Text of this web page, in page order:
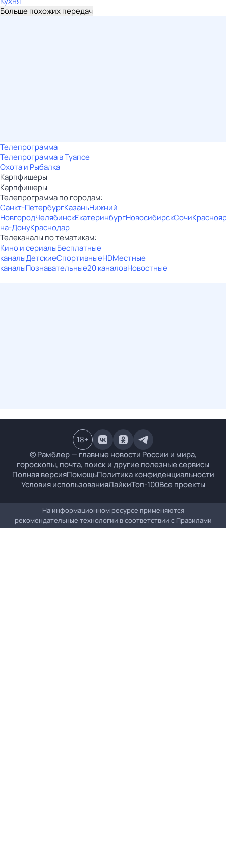
Больше похожих передач
Телепрограмма
Телепрограмма в Туапсе
Охота и Рыбалка
Карпфишеры
Карпфишеры
Телепрограмма по городам:
Санкт-ПетербургКазаньНижний
НовгородЧелябинскЕкатеринбургНовосибирскСочи
на-ДонуКраснодар
Телеканалы по тематикам:
Кино и сериалыБесплатные
каналыДетскиеСпортивныеHDМестные
каналыПознавательные20 каналовНовостные
© Рамблер — главные новости России и мира,
гороскопы, почта, поиск и другие полезные сервисы
Полная версияПомощьПолитика конфиденциальности
Условия использованияЛайкиТоп-100Все проекты
18+
На информационном ресурсе применяются
рекомендательные технологии в соответствии с Правилами